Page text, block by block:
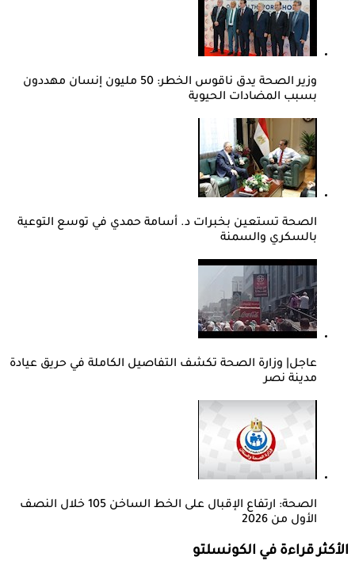
وزير الصحة يدق ناقوس الخطر: 50 مليون إنسان مهددون
بسبب المضادات الحيوية
الصحة تستعين بخبرات د. أسامة حمدي في توسع التوعية
بالسكري والسمنة
عاجل| وزارة الصحة تكشف التفاصيل الكاملة في حريق عيادة
مدينة نصر
الصحة: ارتفاع الإقبال على الخط الساخن 105 خلال النصف
الأول من 2026
الأكثر قراءة في الكونسلتو